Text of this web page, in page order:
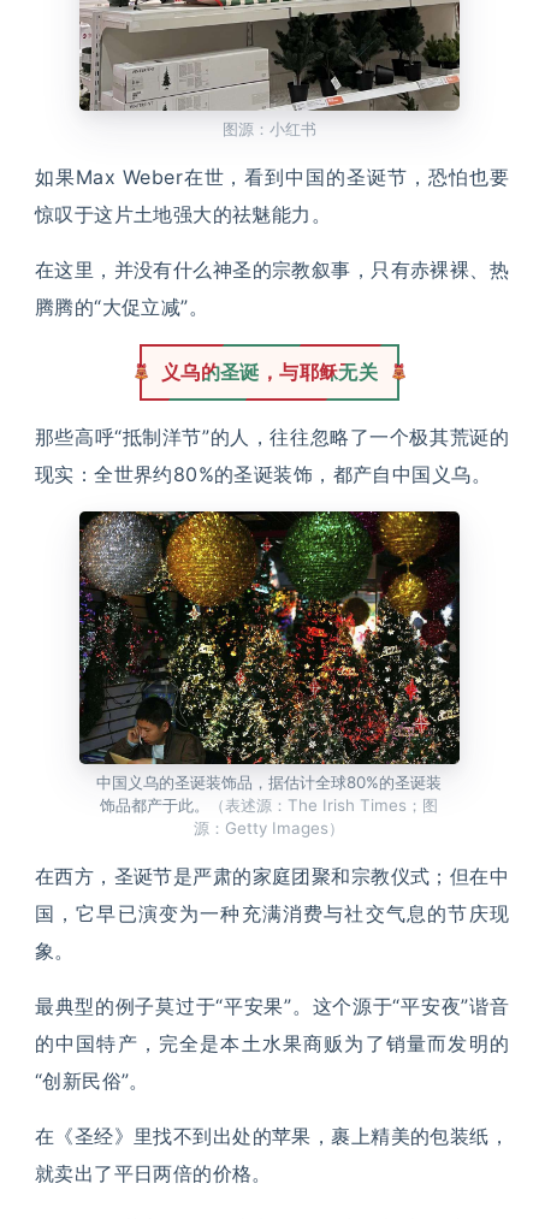
图源：小红书
如果Max Weber在世，看到中国的圣诞节，恐怕也要
惊叹于这片土地强大的祛魅能力。
在这里，并没有什么神圣的宗教叙事，只有赤裸裸、热
腾腾的“大促立减”。
义乌的圣诞，与耶稣无关
那些高呼“抵制洋节”的人，往往忽略了一个极其荒诞的
现实：全世界约80%的圣诞装饰，都产自中国义乌。
中国义乌的圣诞装饰品，据估计全球80%的圣诞装
饰品都产于此。
（表述源：The Irish Times；图
源：Getty Images）
在西方，圣诞节是严肃的家庭团聚和宗教仪式；但在中
国，它早已演变为一种充满消费与社交气息的节庆现
象。
最典型的例子莫过于“平安果”。这个源于“平安夜”谐音
的中国特产，完全是本土水果商贩为了销量而发明的
“创新民俗”。
在《圣经》里找不到出处的苹果，裹上精美的包装纸，
就卖出了平日两倍的价格。